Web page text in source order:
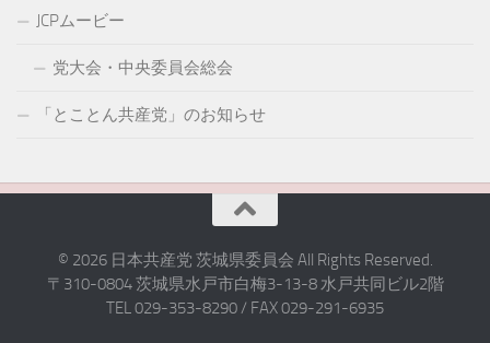
JCPムービー
党大会・中央委員会総会
「とことん共産党」のお知らせ
© 2026 日本共産党 茨城県委員会 All Rights Reserved.
〒310-0804 茨城県水戸市白梅3-13-8 水戸共同ビル2階
TEL 029-353-8290 / FAX 029-291-6935